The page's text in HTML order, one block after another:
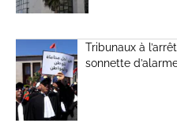
Tribunaux à
sonnette